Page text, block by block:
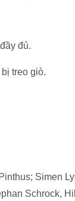
đủ.
treo giò.
Simen
Schrock,